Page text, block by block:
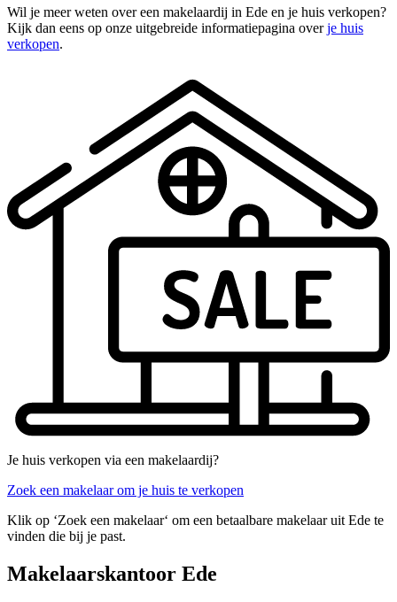
Wil je meer weten over een makelaardij in Ede en je huis verkopen?
Kijk dan eens op onze uitgebreide informatiepagina overje huis
verkopen.
Je huis verkopen via een makelaardij?
Zoek een makelaar om je huis te verkopen
Klik op ‘Zoek een makelaar‘ om een betaalbare makelaar uit Ede te
vinden die bij je past.
Makelaarskantoor Ede